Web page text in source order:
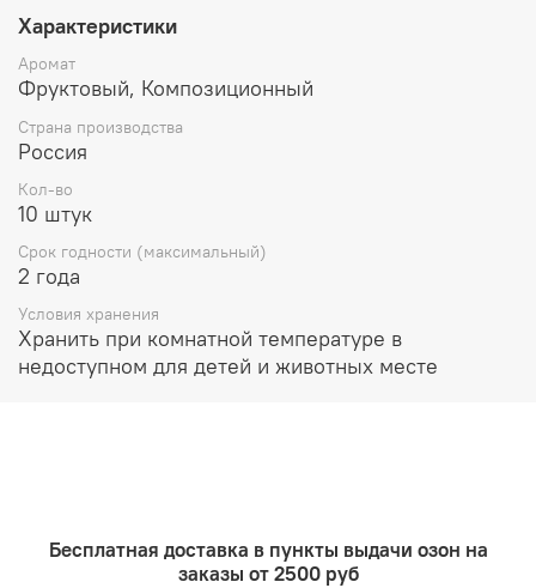
ароматом. Вы можете в любой момент заменить воск
настроению..
аромалампе без присмотра или вблизи
легковоспламеняющихся предметов. Не храните в
доступном для детей и животных месте.
Характеристики
Аромат
Фруктовый, Композиционный
Страна производства
Россия
Кол-во
10 штук
Срок годности (максимальный)
2 года
Условия хранения
Хранить при комнатной температуре в
недоступном для детей и животных месте
Бесплатная доставка в пункты выдачи озон на
заказы от 2500 руб